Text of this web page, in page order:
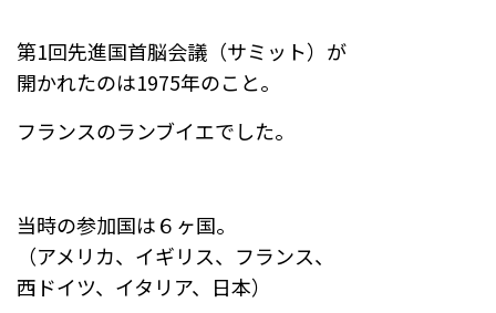
第1回先進国首脳会議（サミット）が
開かれたのは1975年のこと。
フランスのランブイエでした。
当時の参加国は６ヶ国。
（アメリカ、イギリス、フランス、
西ドイツ、イタリア、日本）